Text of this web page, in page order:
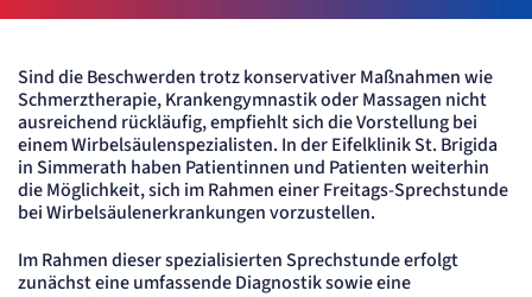
Sind die Beschwerden trotz konservativer Maßnahmen wie
Schmerztherapie, Krankengymnastik oder Massagen nicht
ausreichend rückläufig, empfiehlt sich die Vorstellung bei
einem Wirbelsäulenspezialisten. In der Eifelklinik St. Brigida
in Simmerath haben Patientinnen und Patienten weiterhin
die Möglichkeit, sich im Rahmen einer Freitags-Sprechstunde
bei Wirbelsäulenerkrankungen vorzustellen.
Im Rahmen dieser spezialisierten Sprechstunde erfolgt
zunächst eine umfassende Diagnostik sowie eine
erforderlich.
etracker Analytics
Name:
et_oi_v2
Anbieter:
etracker GmbH
Zweck:
Opt-In Cookie speichert die Entscheidung des Besuchers, wenn auf der Seite des
verwendet.
Cookie Laufzeit: